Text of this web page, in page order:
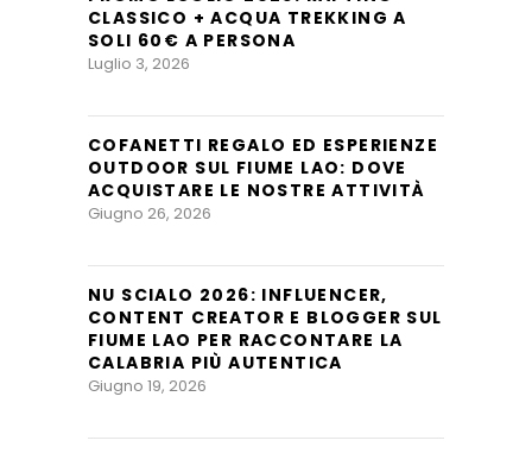
CLASSICO + ACQUA TREKKING A
SOLI 60€ A PERSONA
Luglio 3, 2026
COFANETTI REGALO ED ESPERIENZE
OUTDOOR SUL FIUME LAO: DOVE
ACQUISTARE LE NOSTRE ATTIVITÀ
Giugno 26, 2026
NU SCIALO 2026: INFLUENCER,
CONTENT CREATOR E BLOGGER SUL
FIUME LAO PER RACCONTARE LA
CALABRIA PIÙ AUTENTICA
Giugno 19, 2026